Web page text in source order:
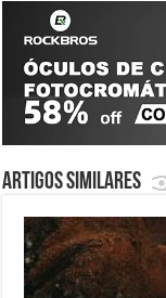
Artigos similares